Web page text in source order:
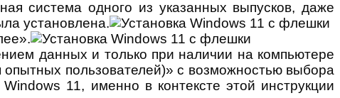
система одного из указанных выпусков, даже
установлена.
данных и только при наличии на компьютере
пользователей)» с возможностью выбора
11, именно в контексте этой инструкции